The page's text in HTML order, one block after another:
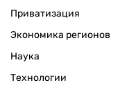
Приватизация
Экономика регионов
Наука
Технологии